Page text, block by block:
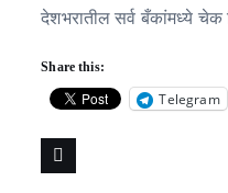
देशभरातील सर्व बँकांमध्ये
Share this:
Telegram